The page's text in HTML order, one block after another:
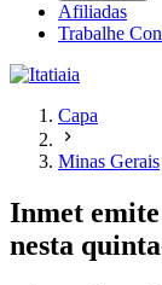
Afiliadas
Trabalhe
Capa
Minas Gerais
Inmet
nesta